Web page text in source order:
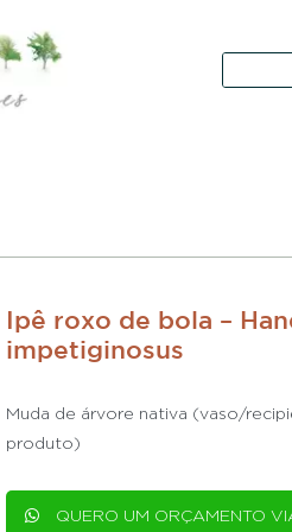
Ipê roxo de bola –
impetiginosus
Muda de árvore nativa (vaso/
produto)
QUERO UM ORÇAMENTO